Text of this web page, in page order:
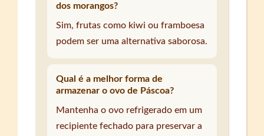
dos morangos?
Sim, frutas como kiwi ou framboesa
podem ser uma alternativa saborosa.
Qual é a melhor forma de
armazenar o ovo de Páscoa?
Mantenha o ovo refrigerado em um
recipiente fechado para preservar a